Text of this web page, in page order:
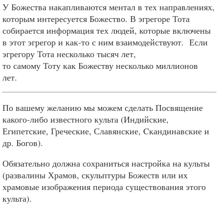
У Божества накапливаются ментал в тех направлениях,
которым интересуется Божество. В эгрегоре Тота
собирается информация тех людей, которые включены
в этот эгрегор и как-то с ним взаимодействуют. Если
эгрегору Тота несколько тысяч лет,
то самому Тоту как Божеству несколько миллионов
лет.
По вашему желанию мы можем сделать Посвящение
какого-либо известного культа (Индийские,
Египетские, Греческие, Славянские, Cкандинавские и
др. Богов).
Обязательно должна сохраниться настройка на культы
(развалины Храмов, скульптуры Божеств или их
храмовые изображения периода существования этого
культа).